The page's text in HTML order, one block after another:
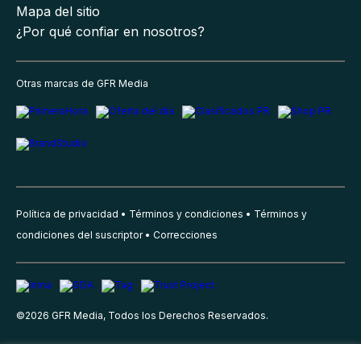
Mapa del sitio
¿Por qué confiar en nosotros?
Otras marcas de GFR Media
Política de privacidad Términos y condiciones
Términos y
condiciones del suscriptor
Correcciones
©2026 GFR Media, Todos los Derechos Reservados.